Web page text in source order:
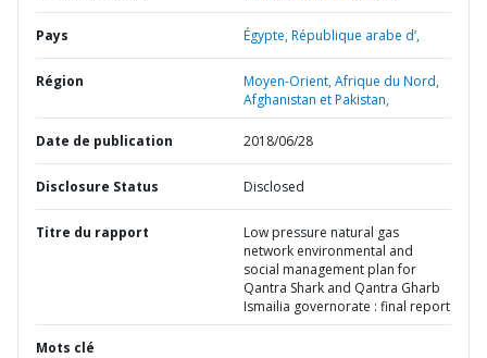
Pays Égypte,République arabe d’,
Région
Moyen-Orient, Afrique du Nord,
Afghanistan et Pakistan,
Date de publication 2018/06/28
Disclosure Status Disclosed
Titre du rapport
Low pressure natural gas
network environmental and
social management plan for
Qantra Shark and Qantra Gharb
Ismailia governorate : final report
Mots clé